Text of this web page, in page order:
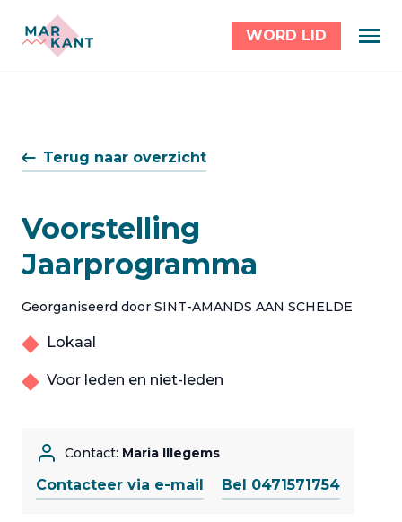
WORD LID
Terug naar overzicht
Voorstelling
Jaarprogramma
Georganiseerd door SINT-AMANDS AAN SCHELDE
Lokaal
Voor leden en niet-leden
Contact: Maria Illegems
Contacteer via e-mail Bel 0471571754